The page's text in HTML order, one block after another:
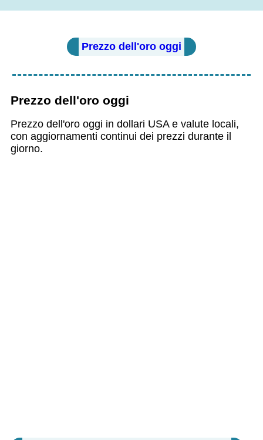
Prezzo dell'oro oggi
Prezzo dell'oro oggi
Prezzo dell'oro oggi in dollari USA e valute locali,
con aggiornamenti continui dei prezzi durante il
giorno.